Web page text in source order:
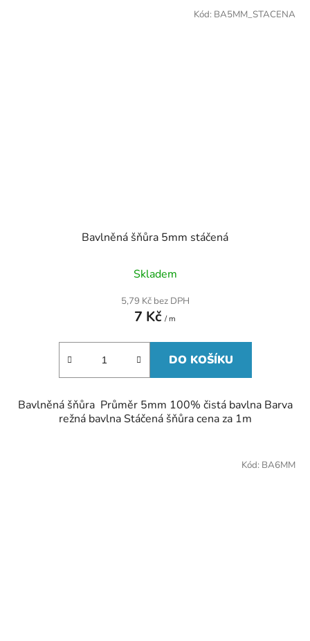
Bavlněná šňůra 5mm stáčená
Skladem
5,79 Kč bez DPH
7 Kč / m
DO KOŠÍKU
Bavlněná šňůra Průměr 5mm 100% čistá bavlna Barva
režná bavlna Stáčená šňůra cena za 1m
Kód: BA5MM_STACENA
Kód: BA6MM